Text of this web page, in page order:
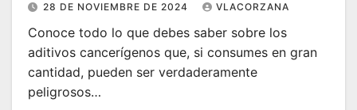
28 DE NOVIEMBRE DE 2024 VLACORZANA
Conoce todo lo que debes saber sobre los
aditivos cancerígenos que, si consumes en gran
cantidad, pueden ser verdaderamente
peligrosos…